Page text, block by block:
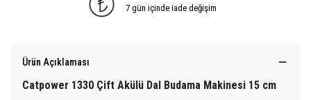
7 gün içinde iade değişim
Ürün Açıklaması
Catpower 1330 Çift Akülü Dal Budama Makinesi 15 cm